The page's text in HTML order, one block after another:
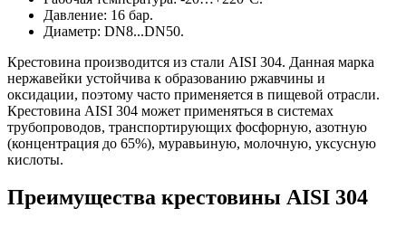
Давление: 16 бар.
Диаметр: DN8...DN50.
Крестовина производится из стали AISI 304. Данная марка
нержавейки устойчива к образованию ржавчины и
оксидации, поэтому часто применяется в пищевой отрасли.
Крестовина AISI 304 может применяться в системах
трубопроводов, транспортирующих фосфорную, азотную
(концентрация до 65%), муравьиную, молочную, уксусную
кислоты.
Преимущества крестовины AISI 304